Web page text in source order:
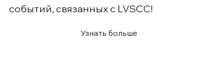
событий, связанных с LVSCC!
Узнать больше